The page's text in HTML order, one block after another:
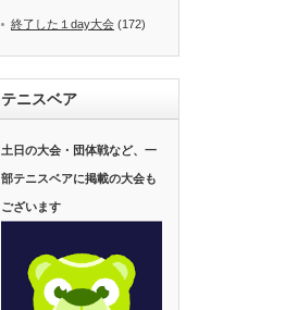
終了した１day大会 (172)
テニスベア
土日の大会・団体戦など、一
部テニスベアに掲載の大会も
ございます